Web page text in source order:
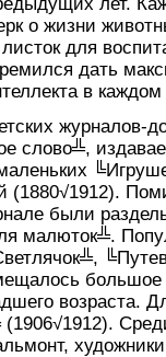
о жизни
для
дать
в
журналов-
слово╩,
(1880√1912).
были
малюток╩.
возраста.
(1906√1912).